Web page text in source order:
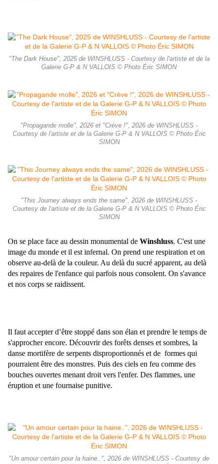
"The Dark House", 2025 de WINSHLUSS - Courtesy de l'artiste et de la
Galerie G-P & N VALLOIS © Photo Éric SIMON
"Propagande molle", 2026 et "Crève !", 2026 de WINSHLUSS -
Courtesy de l'artiste et de la Galerie G-P & N VALLOIS © Photo Éric
SIMON
"This Journey always ends the same", 2026 de WINSHLUSS -
Courtesy de l'artiste et de la Galerie G-P & N VALLOIS © Photo Éric
SIMON
On se place face au dessin monumental de Winshluss. C'est une
image du monde et il est infernal. On prend une respiration et on
observe au-delà de la couleur. Au delà du sucré apparent, au delà
des repaires de l'enfance qui parfois nous consolent. On s'avance
et nos corps se raidissent.
Il faut accepter d’être stoppé dans son élan et prendre le temps de
s'approcher encore. Découvrir des forêts denses et sombres, la
danse mortifère de serpents disproportionnés et de formes qui
pourraient être des monstres. Puis des ciels en feu comme des
bouches ouvertes menant droit vers l'enfer. Des flammes, une
éruption et une fournaise punitive.
"Un amour certain pour la haine..", 2026 de WINSHLUSS - Courtesy de